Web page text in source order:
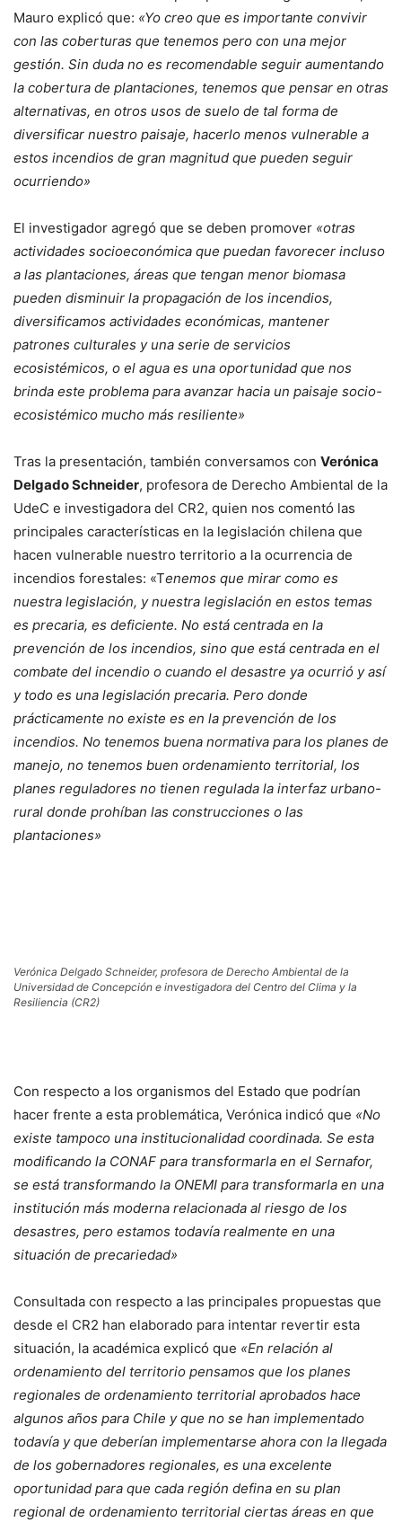
Mauro explicó que: «Yo creo que es importante convivir
con las coberturas que tenemos pero con una mejor
gestión. Sin duda no es recomendable seguir aumentando
la cobertura de plantaciones, tenemos que pensar en otras
alternativas, en otros usos de suelo de tal forma de
diversificar nuestro paisaje, hacerlo menos vulnerable a
estos incendios de gran magnitud que pueden seguir
ocurriendo»
El investigador agregó que se deben promover «otras
actividades socioeconómica que puedan favorecer incluso
a las plantaciones, áreas que tengan menor biomasa
pueden disminuir la propagación de los incendios,
diversificamos actividades económicas, mantener
patrones culturales y una serie de servicios
ecosistémicos, o el agua es una oportunidad que nos
brinda este problema para avanzar hacia un paisaje socio-
ecosistémico mucho más resiliente»
Tras la presentación, también conversamos con Verónica
Delgado Schneider, profesora de Derecho Ambiental de la
UdeC e investigadora del CR2, quien nos comentó las
principales características en la legislación chilena que
hacen vulnerable nuestro territorio a la ocurrencia de
incendios forestales: «Tenemos que mirar como es
nuestra legislación, y nuestra legislación en estos temas
es precaria, es deficiente. No está centrada en la
prevención de los incendios, sino que está centrada en el
combate del incendio o cuando el desastre ya ocurrió y así
y todo es una legislación precaria. Pero donde
prácticamente no existe es en la prevención de los
incendios. No tenemos buena normativa para los planes de
manejo, no tenemos buen ordenamiento territorial, los
planes reguladores no tienen regulada la interfaz urbano-
rural donde prohíban las construcciones o las
plantaciones»
Verónica Delgado Schneider, profesora de Derecho Ambiental de la
Universidad de Concepción e investigadora del Centro del Clima y la
Resiliencia (CR2)
Con respecto a los organismos del Estado que podrían
hacer frente a esta problemática, Verónica indicó que «No
existe tampoco una institucionalidad coordinada. Se esta
modificando la CONAF para transformarla en el Sernafor,
se está transformando la ONEMI para transformarla en una
institución más moderna relacionada al riesgo de los
desastres, pero estamos todavía realmente en una
situación de precariedad»
Consultada con respecto a las principales propuestas que
desde el CR2 han elaborado para intentar revertir esta
situación, la académica explicó que «En relación al
ordenamiento del territorio pensamos que los planes
regionales de ordenamiento territorial aprobados hace
algunos años para Chile y que no se han implementado
todavía y que deberían implementarse ahora con la llegada
de los gobernadores regionales, es una excelente
oportunidad para que cada región defina en su plan
regional de ordenamiento territorial ciertas áreas en que